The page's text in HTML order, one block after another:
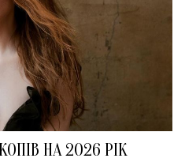
НА 2026 РІК